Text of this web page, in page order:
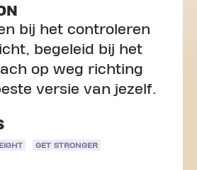
bij het controleren
begeleid bij het
op weg richting
versie van jezelf.
GET STRONGER